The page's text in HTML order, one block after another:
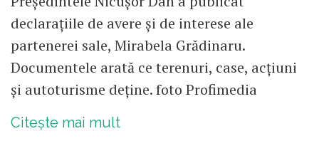
declarațiile de avere și de interese ale
partenerei sale, Mirabela Grădinaru.
Documentele arată ce terenuri, case, acțiuni
și autoturisme deține. foto Profimedia
Citește mai mult